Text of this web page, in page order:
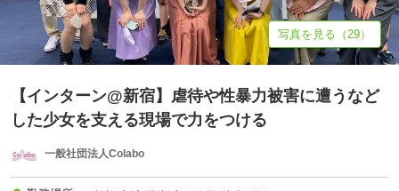
写真を見る（29）
【インターン@新宿】虐待や性暴力被害に遭うなど
した少女を支える現場で力をつける
一般社団法人Colabo